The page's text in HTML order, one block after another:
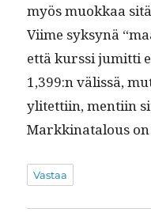
myös muokkaa
Viime syksynä
että kurssi jumit­ti
1,399:n välis­sä,
ylitet­ti­in, men­ti­in
Markki­na­t­alous
Vastaa